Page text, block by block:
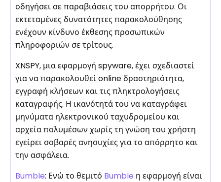
οδηγήσει σε παραβιάσεις του απορρήτου. Οι
εκτεταμένες δυνατότητες παρακολούθησης
ενέχουν κίνδυνο έκθεσης προσωπικών
πληροφοριών σε τρίτους.
XNSPY, μια εφαρμογή spyware, έχει σχεδιαστεί
για να παρακολουθεί online δραστηριότητα,
εγγραφή κλήσεων και τις πληκτρολογήσεις
καταγραφής. Η ικανότητά του να καταγράφει
μηνύματα ηλεκτρονικού ταχυδρομείου και
αρχεία πολυμέσων χωρίς τη γνώση του χρήστη
εγείρει σοβαρές ανησυχίες για το απόρρητο και
την ασφάλεια.
Bumble: Ενώ το θεμιτό Bumble η εφαρμογή είναι